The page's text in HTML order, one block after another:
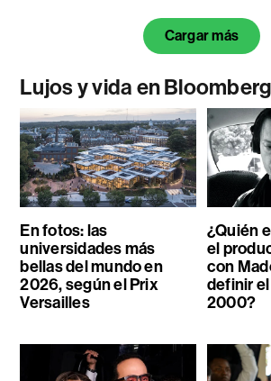
Cargar más
Lujos y vida en
En fotos: las
universidades más
bellas del mundo en
2026, según el Prix
Versailles
¿Quién
el
con
definir
2000?